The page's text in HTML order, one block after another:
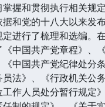
掌握和贯彻执行相关规
和党的十八大以来发
进行了梳理和选编。
中国共产党章程》、
中国共产党纪律处分
法》、《行政机关公
工作人员处分暂行规定